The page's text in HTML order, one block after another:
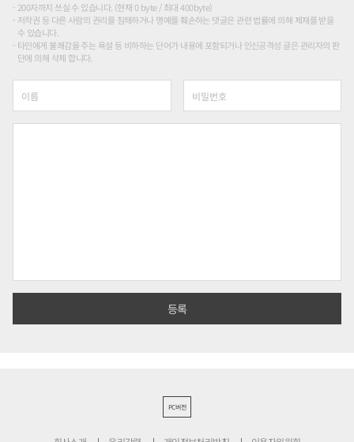
200자까지 쓰실 수 있습니다. (현재 0 byte / 최대 400byte)
저작권 등 다른 사람의 권리를 침해하거나 명예를 훼손하는 댓글은 관련 법률에 의해 제재를 받을
수 있습니다.
타인에게 불쾌감을 주는 욕설 등 비하하는 단어가 내용에 포함되거나 인신공격성 글은 관리자의 판
단에 의해 삭제 합니다.
PC버전